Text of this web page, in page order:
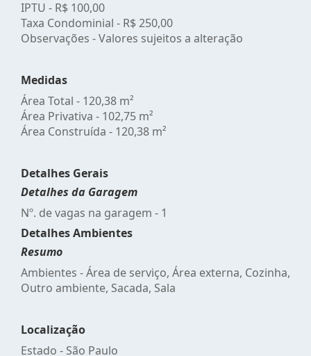
IPTU - R$ 100,00
Taxa Condominial - R$ 250,00
Observações - Valores sujeitos a alteração
Medidas
Área Total - 120,38 m²
Área Privativa - 102,75 m²
Área Construída - 120,38 m²
Detalhes Gerais
Detalhes da Garagem
Nº. de vagas na garagem - 1
Detalhes Ambientes
Resumo
Ambientes - Área de serviço, Área externa, Cozinha,
Outro ambiente, Sacada, Sala
Localização
Estado - São Paulo